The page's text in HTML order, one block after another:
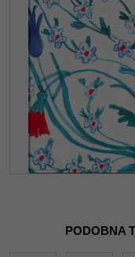
PODOBNA